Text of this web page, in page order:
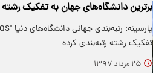
برترین دانشگاه‌های جهان به تفکیک رشته
تفکیک رشته رتبه‌بندی کرده…
۲۵ مرداد ۱۳۹۷